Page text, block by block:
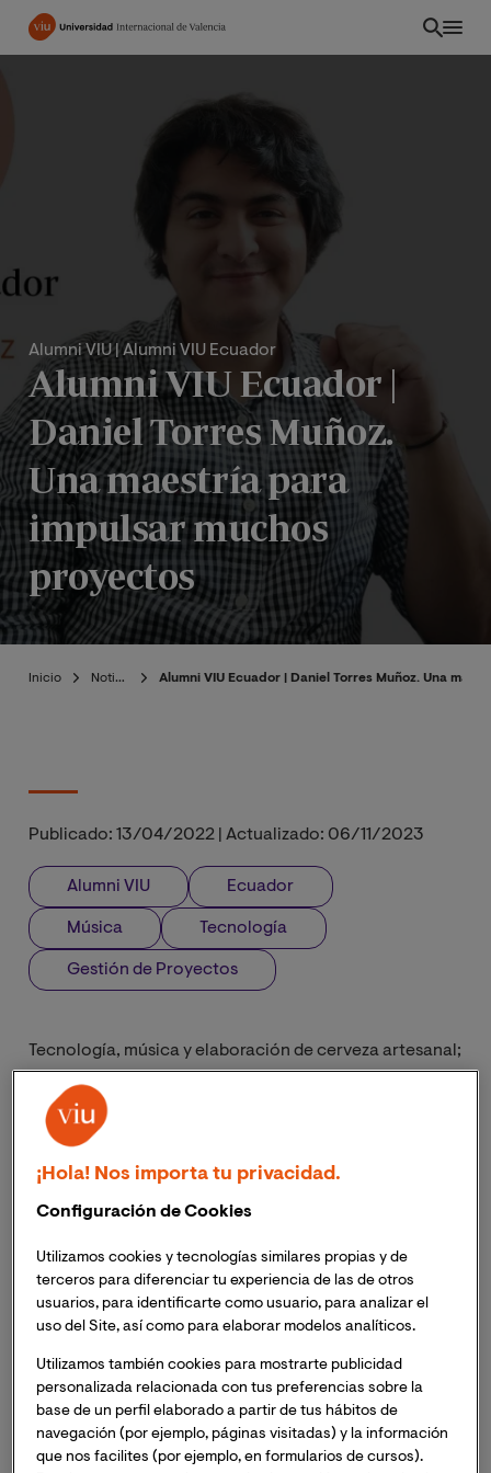
Pasar
CO
Alumni VIU| Alumni VIU Ecuador
Alumni VIU Ecuador |
Daniel Torres Muñoz.
Una maestría para
impulsar muchos
proyectos
Inicio Noticias Alumni VIU Ecuador | Daniel Torres Muñoz. Una
Publicado: 13/04/2022 Actualizado: 06/11/2023
Alumni VIU Ecuador
Música Tecnología
Gestión de Proyectos
Tecnología, música y elaboración de cerveza artesanal;
tres campos aparentemente distanciados en lo
profesional, pero que sin embargo están muy unidos en
la carrera laboral de Daniel Torres Muñoz. Su espíritu
han llevado a no renunciar a ninguna de sus pasiones,
desarrollando proyectos en todos sus campos de
formación, un objetivo en el que Daniel ha sido
constante, y que le ha llevado a cursar laMaestría
Oficial en Gestión de Proyectos
de la Universidad
servido para adquirir conocimientos, habilidades y
competencias transversales que aplica a todos los
aspectos de su polifacética carrera profesional.
¡Hola! Nos importa tu privacidad.
Configuración de Cookies
Utilizamos cookies y tecnologías similares propias y de
terceros para diferenciar tu experiencia de las de otros
usuarios, para identificarte como usuario, para analizar el
uso del Site, así como para elaborar modelos analíticos.
Utilizamos también cookies para mostrarte publicidad
personalizada relacionada con tus preferencias sobre la
base de un perfil elaborado a partir de tus hábitos de
navegación (por ejemplo, páginas visitadas) y la información
que nos facilites (por ejemplo, en formularios de cursos).